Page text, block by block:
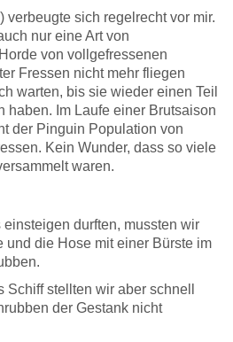
verbeugte sich regelrecht vor mir.
nur eine Art von
von vollgefressenen
Fressen nicht mehr fliegen
warten, bis sie wieder einen Teil
haben. Im Laufe einer Brutsaison
der Pinguin Population von
Kein Wunder, dass so viele
waren.
durften, mussten wir
und die Hose mit einer Bürste im
Schiff stellten wir aber schnell
der Gestank nicht